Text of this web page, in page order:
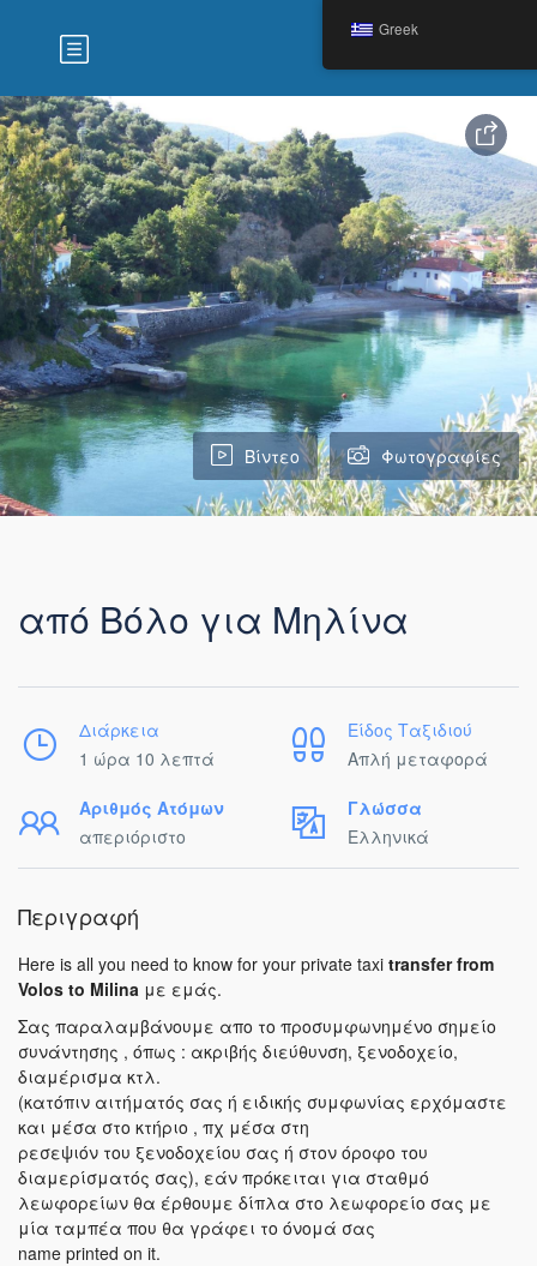
Βίντεο Φωτογραφίες
από Βόλο για Μηλίνα
Διάρκεια
1 ώρα 10 λεπτά
Είδος Ταξιδιού
Απλή μεταφορά
Αριθμός Ατόμων
απεριόριστο
Γλώσσα
Ελληνικά
Περιγραφή
Here is all you need to know for your private taxi transfer from
Volos to Milina με εμάς.
Σας παραλαμβάνουμε απο το προσυμφωνημένο σημείο
συνάντησης , όπως : ακριβής διεύθυνση, ξενοδοχείο,
διαμέρισμα κτλ.
(κατόπιν αιτήματός σας ή ειδικής συμφωνίας ερχόμαστε
και μέσα στο κτήριο , πχ μέσα στη
ρεσεψιόν του ξενοδοχείου σας ή στον όροφο του
διαμερίσματός σας), εάν πρόκειται για σταθμό
λεωφορείων θα έρθουμε δίπλα στο λεωφορείο σας με
μία ταμπέα που θα γράφει το όνομά σας
name printed on it.
Greek